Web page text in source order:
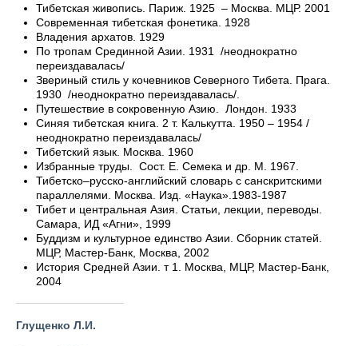
Тибетская живопись. Париж. 1925 – Москва. МЦР. 2001
Современная тибетская фонетика. 1928
Владения архатов. 1929
По тропам Срединной Азии. 1931 /неоднократно
переиздавалась/
Звериный стиль у кочевников Северного Тибета. Прага.
1930 /неоднократно переиздавалась/.
Путешествие в сокровенную Азию. Лондон. 1933
Синяя тибетская книга. 2 т. Калькутта. 1950 – 1954 /
неоднократно переиздавалась/
Тибетский язык. Москва. 1960
Избранные труды. Сост. Е. Семека и др. М. 1967.
Тибетско–русско-английский словарь с санскритскими
параллелями. Москва. Изд. «Наука».1983-1987
Тибет и центральная Азия. Статьи, лекции, переводы.
Самара, ИД «Агни», 1999
Буддизм и культурное единство Азии. Сборник статей.
МЦР, Мастер-Банк, Москва, 2002
История Средней Азии. т 1. Москва, МЦР, Мастер-Банк,
2004
Глущенко Л.И.